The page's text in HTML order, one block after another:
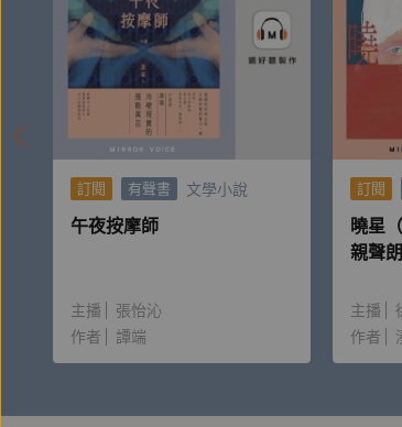
正對恩客傾訴自己的人生，那是殺人
其中，與一雙「筷子」息息相關……
本書收錄五則連作短篇〈筷子大人〉、
地都市傳說及懸疑故事。五人同台競演
｜作家後記節錄
──三津田信三
訂閱 有聲書 文學小說
午夜按摩師
主播
張怡沁
作者
譚端
訂閱
曉星
親聲
主播
作者